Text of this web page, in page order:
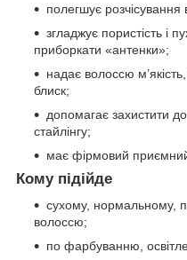
полегшує
згладжує пористість і
приборкати «антенки»;
надає волоссю
блиск;
допомагає захистити
стайлінгу;
має фірмовий
Кому підійде
сухому, нормальному,
волоссю;
по фарбуванню,